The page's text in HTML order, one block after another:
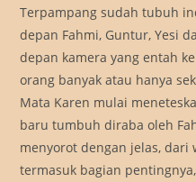
Terpampang sudah tubuh
depan Fahmi, Guntur, Yesi
depan kamera yang entah
orang banyak atau hanya
Mata Karen mulai
baru tumbuh diraba oleh
menyorot dengan jelas,
termasuk bagian